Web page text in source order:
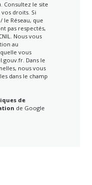
Consultez le site
droits. Si
le Réseau, que
pas respectés,
Nous vous
au
vous
. Dans le
nous vous
dans le champ
de
de Google